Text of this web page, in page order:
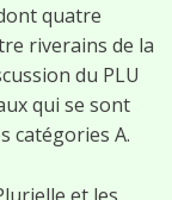
quatre
riverains de la
du PLU
qui se sont
catégories A.